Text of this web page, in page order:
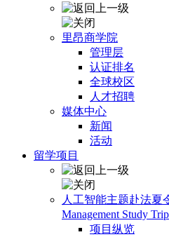
里昂商学院
管理层
认证排名
全球校区
人才招聘
媒体中心
新闻
活动
留学项目
人工智能主题赴法夏
Management Study
项目纵览